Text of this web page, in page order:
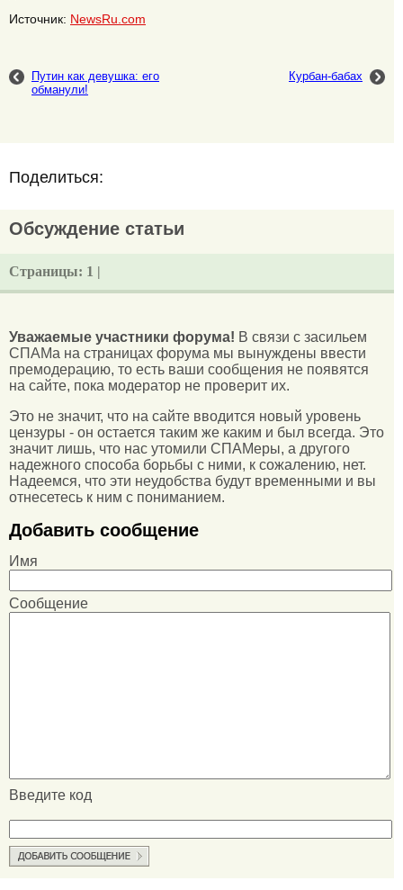
Источник: NewsRu.com
Путин как девушка: его
обманули!
Курбан-бабах
Поделиться:
Обсуждение статьи
Страницы: 1 |
Уважаемые участники форума! В связи с засильем
СПАМа на страницах форума мы вынуждены ввести
премодерацию, то есть ваши сообщения не появятся
на сайте, пока модератор не проверит их.
Это не значит, что на сайте вводится новый уровень
цензуры - он остается таким же каким и был всегда. Это
значит лишь, что нас утомили СПАМеры, а другого
надежного способа борьбы с ними, к сожалению, нет.
Надеемся, что эти неудобства будут временными и вы
отнесетесь к ним с пониманием.
Добавить сообщение
Имя
Сообщение
Введите код